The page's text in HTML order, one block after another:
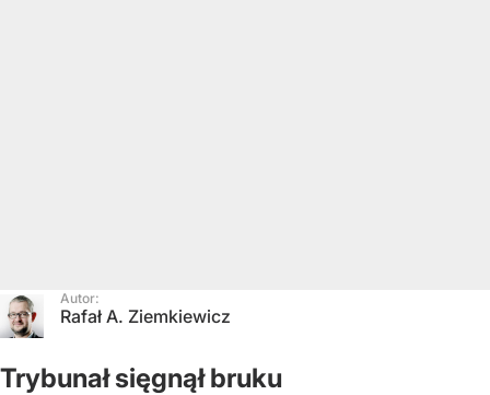
Autor:
Rafał A. Ziemkiewicz
Trybunał sięgnął bruku